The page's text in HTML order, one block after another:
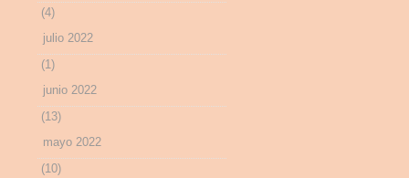
(4)
julio 2022
(1)
junio 2022
(13)
mayo 2022
(10)